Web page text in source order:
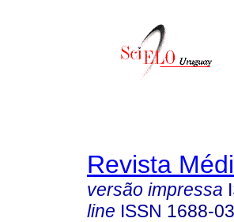
Revista
versão impressa
line ISSN 1688-